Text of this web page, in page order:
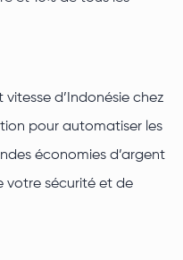
d’Indonésie chez
pour automatiser les
économies d’argent
votre sécurité et de